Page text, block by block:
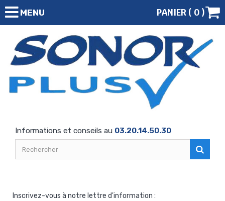
MENU PANIER ( 0 )
Informations et conseils au 03.20.14.50.30
Inscrivez-vous à notre lettre d'information :